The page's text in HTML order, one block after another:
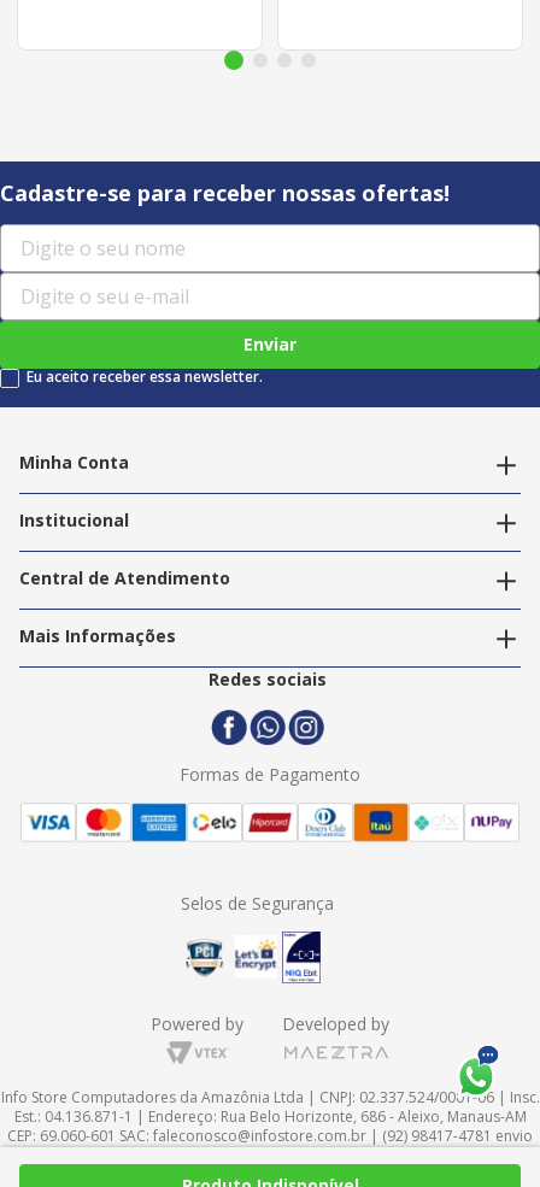
Cadastre-se para receber nossas ofertas!
Enviar
Eu aceito receber essa newsletter.
Minha Conta
Editar endereços
Institucional
Nossas Lojas
Trabalhe Conosco
Central de Atendimento
Política de Privacidade
Termos e Condições
Politica de Entrega
Mais Informações
2ª Via Nota Fiscal
Redes sociais
Formas de Pagamento
Selos de Segurança
Powered by Developed by
Info Store Computadores da Amazônia Ltda | CNPJ: 02.337.524/0001-06 | Insc.
Est.: 04.136.871-1 | Endereço: Rua Belo Horizonte, 686 - Aleixo, Manaus-AM
CEP: 69.060-601 SAC: faleconosco@infostore.com.br | (92) 98417-4781 envio
http://www.infostore.com.br
InfoStore © 1998-2024 Todos os direitos